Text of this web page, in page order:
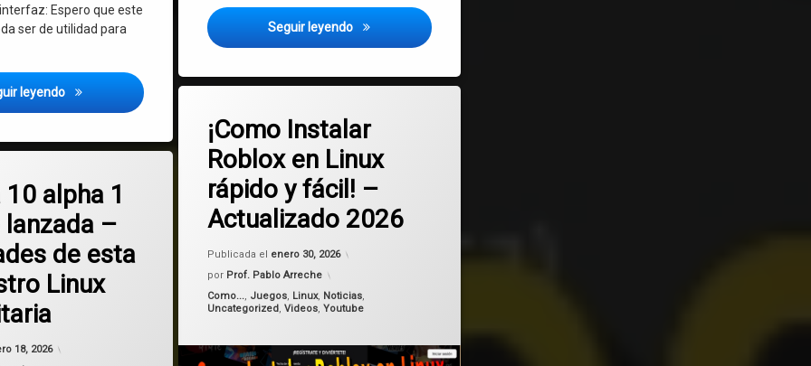
Espero que este
ser de utilidad para
leyendo Administrador del Sistema Planeta Tecno 2.0 para Debian, Ubuntu y derivadas ¡Con instalador de Wine y Lutris!
Seguir leyendo MX Linux 25.1 – Un sistema operativo estable y muy personalizable
¡Como Instalar
Roblox en Linux
rápido y fácil! –
Actualizado 2026
Publicada el enero 30, 2026
por Prof. Pablo Arreche
Categorías:
Como..., Juegos, Linux, Noticias,
Uncategorized,Videos,Youtube
Roblox
Sober
10 alpha 1
lanzada –
de esta
Linux
18, 2026
en Mageia 10 alpha 1 ha sido lanzada – Novedades de esta gran distro Linux comunitaria